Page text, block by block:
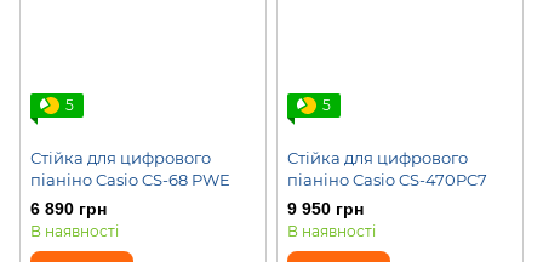
5
Стійка для цифрового
піаніно Casio CS-68 PWE
6 890 грн
В наявності
5
Стійка для цифрового
піаніно Casio CS-470PC7
9 950 грн
В наявності